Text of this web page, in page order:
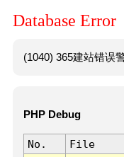
Database Error
(1040) 365建站错误
PHP Debug
No. File